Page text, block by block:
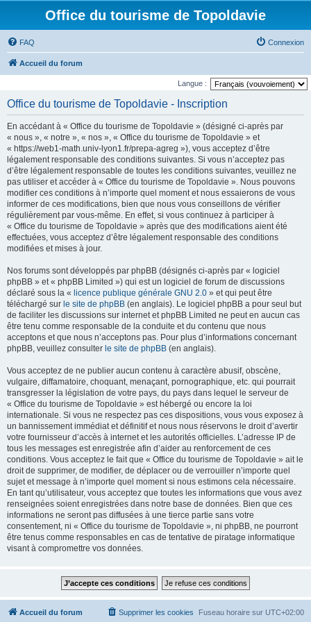
Office du tourisme de Topoldavie
FAQ Connexion
Accueil du forum
Langue :
Office du tourisme de Topoldavie - Inscription
En accédant à « Office du tourisme de Topoldavie » (désigné ci-après par
« nous », « notre », « nos », « Office du tourisme de Topoldavie » et
« https://web1-math.univ-lyon1.fr/prepa-agreg »), vous acceptez d’être
légalement responsable des conditions suivantes. Si vous n’acceptez pas
d’être légalement responsable de toutes les conditions suivantes, veuillez ne
pas utiliser et accéder à « Office du tourisme de Topoldavie ». Nous pouvons
modifier ces conditions à n’importe quel moment et nous essaierons de vous
informer de ces modifications, bien que nous vous conseillons de vérifier
régulièrement par vous-même. En effet, si vous continuez à participer à
« Office du tourisme de Topoldavie » après que des modifications aient été
effectuées, vous acceptez d’être légalement responsable des conditions
modifiées et mises à jour.
Nos forums sont développés par phpBB (désignés ci-après par « logiciel
phpBB » et « phpBB Limited ») qui est un logiciel de forum de discussions
déclaré sous la « licence publique générale GNU 2.0 » et qui peut être
téléchargé sur le site de phpBB (en anglais). Le logiciel phpBB a pour seul but
de faciliter les discussions sur internet et phpBB Limited ne peut en aucun cas
être tenu comme responsable de la conduite et du contenu que nous
acceptons et que nous n’acceptons pas. Pour plus d’informations concernant
phpBB, veuillez consulter le site de phpBB (en anglais).
Vous acceptez de ne publier aucun contenu à caractère abusif, obscène,
vulgaire, diffamatoire, choquant, menaçant, pornographique, etc. qui pourrait
transgresser la législation de votre pays, du pays dans lequel le serveur de
« Office du tourisme de Topoldavie » est hébergé ou encore la loi
internationale. Si vous ne respectez pas ces dispositions, vous vous exposez à
un bannissement immédiat et définitif et nous nous réservons le droit d’avertir
votre fournisseur d’accès à internet et les autorités officielles. L’adresse IP de
tous les messages est enregistrée afin d’aider au renforcement de ces
conditions. Vous acceptez le fait que « Office du tourisme de Topoldavie » ait le
droit de supprimer, de modifier, de déplacer ou de verrouiller n’importe quel
sujet et message à n’importe quel moment si nous estimons cela nécessaire.
En tant qu’utilisateur, vous acceptez que toutes les informations que vous avez
renseignées soient enregistrées dans notre base de données. Bien que ces
informations ne seront pas diffusées à une tierce partie sans votre
consentement, ni « Office du tourisme de Topoldavie », ni phpBB, ne pourront
être tenus comme responsables en cas de tentative de piratage informatique
visant à compromettre vos données.
Accueil du forum Fuseau horaire sur UTC+02:00
Supprimer les cookies